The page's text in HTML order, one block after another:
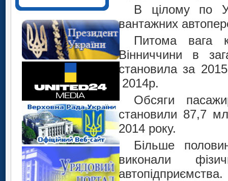
В цілому по
вантажних
Питома вага
Вінниччини в
становила за
2014р.
Обсяги
становили 87,7
2014 року.
Більше
виконали
автопідприємства.